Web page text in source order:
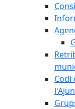
Codi